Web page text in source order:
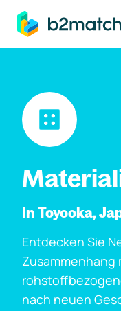
springen
In Toyooka,
Entdecken Sie
Zusammenhang
nach neuen